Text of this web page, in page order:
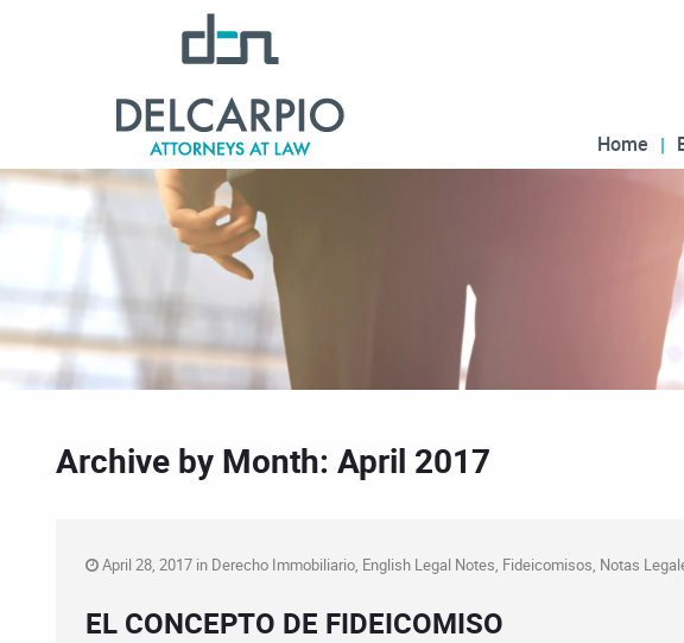
Home
Archive by Month: April 2017
April 28, 2017 in Derecho Immobiliario, English Legal Notes, Fideicomisos, Notas
EL CONCEPTO DE FIDEICOMISO